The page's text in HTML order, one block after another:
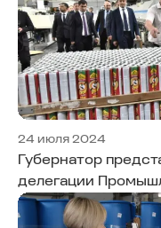
24 июля 2024
Губернатор
делегации